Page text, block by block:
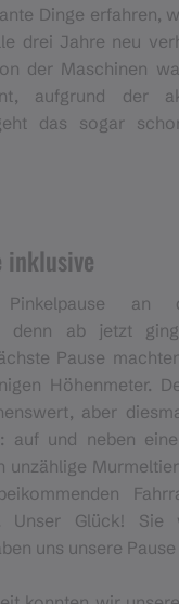
Dinge erfahren,
drei Jahre neu
der Maschinen
aufgrund der
das sogar
an
denn ab jetzt
Pause
Höhenmeter.
aber
auf und neben
unzählige
Unser Glück! Sie
uns unsere